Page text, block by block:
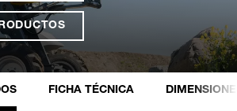
FICHA TÉCNICA